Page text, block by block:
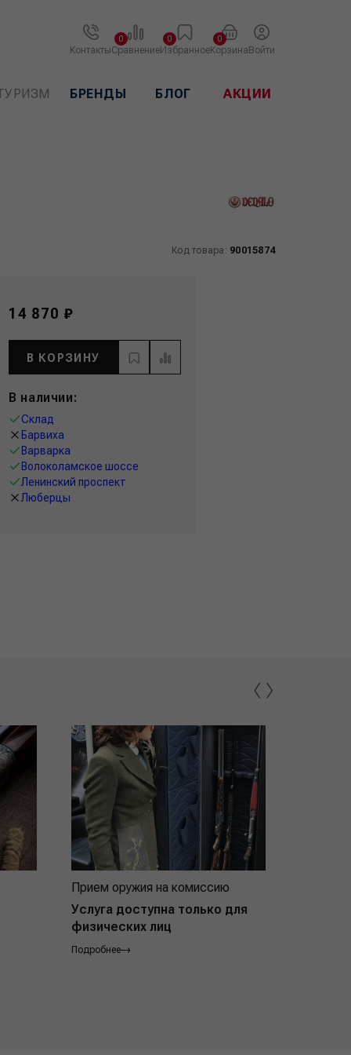
КонтактыСравнение
0
Избранное
0
Корзина
0
Войти
БРЕНДЫ БЛОГ АКЦИИ
Код товара: 90015874
14 870 ₽
В КОРЗИНУ
В наличии:
Склад
Барвиха
Варварка
Волоколамское шоссе
Ленинский проспект
Люберцы
Прием оружия на комиссию
Услуга доступна только для
физических лиц
Подробнее
‹›